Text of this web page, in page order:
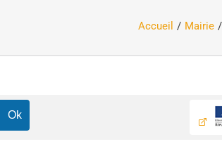
Accueil Mairie